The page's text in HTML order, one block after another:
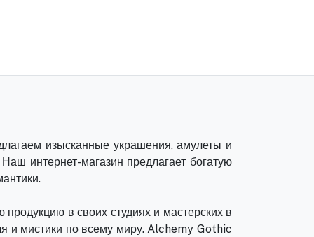
изысканные украшения, амулеты и
интернет-магазин предлагает богатую
в своих студиях и мастерских в
и мистики по всему миру. Alchemy Gothic